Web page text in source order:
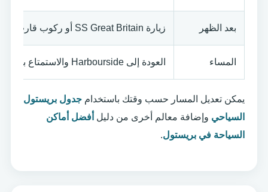
بعد الظهر زيارة SS Great Britain أو ركوب قارب سياحي
المساء العودة إلى Harbourside والاستمتاع بالإضاءة والمقاهي
يمكن تعديل المسار حسب وقتك باستخدام جدول بريستول
السياحي وإضافة معالم أخرى من دليل أفضل أماكن
السياحة في بريستول.